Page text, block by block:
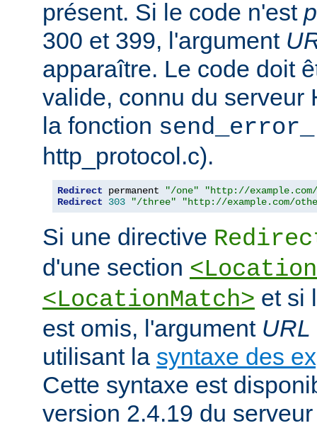
présent. Si le code n'est
300 et 399, l'argument
apparaître. Le code doit
valide, connu du serveur
la fonction
http_protocol.c).
Redirect permanent "/one"
"http://
Redirect
303 "/three" "http://example.com/
Si une directive
d'une section
<LocationMatch> et si
est omis, l'argument URL
utilisant la syntaxe des
Cette syntaxe est
version 2.4.19 du